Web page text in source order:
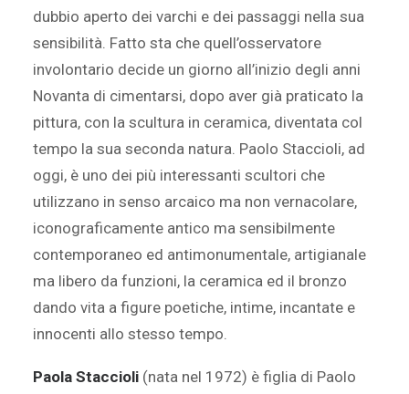
dubbio aperto dei varchi e dei passaggi nella sua
sensibilità. Fatto sta che quell’osservatore
involontario decide un giorno all’inizio degli anni
Novanta di cimentarsi, dopo aver già praticato la
pittura, con la scultura in ceramica, diventata col
tempo la sua seconda natura. Paolo Staccioli, ad
oggi, è uno dei più interessanti scultori che
utilizzano in senso arcaico ma non vernacolare,
iconograficamente antico ma sensibilmente
contemporaneo ed antimonumentale, artigianale
ma libero da funzioni, la ceramica ed il bronzo
dando vita a figure poetiche, intime, incantate e
innocenti allo stesso tempo.
Paola Staccioli (nata nel 1972) è figlia di Paolo